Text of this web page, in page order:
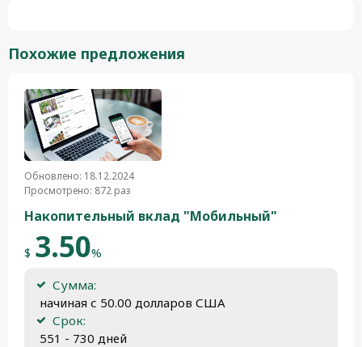
Похожие предложения
Обновлено: 18.12.2024
Просмотрено: 872 раз
Накопительный вклад "Мобильный"
$ 3.50%
Сумма:
начиная с 50.00 долларов США
Срок:
551 - 730 дней